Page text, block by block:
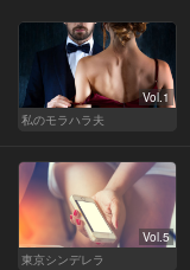
Vol.1
私のモラハラ夫
Vol.5
東京シンデレラ